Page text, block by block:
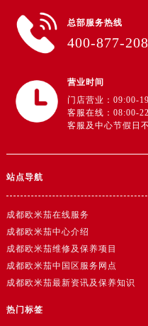
总部服务热线
400-877-
营业时间
门店营业：09:00-
客服在线：08:00-
客服及中心节假日
站点导航
成都欧米茄在线服务
成都欧米茄中心介绍
成都欧米茄维修及保养项目
成都欧米茄中国区服务网点
成都欧米茄最新资讯及保养知识
热门标签